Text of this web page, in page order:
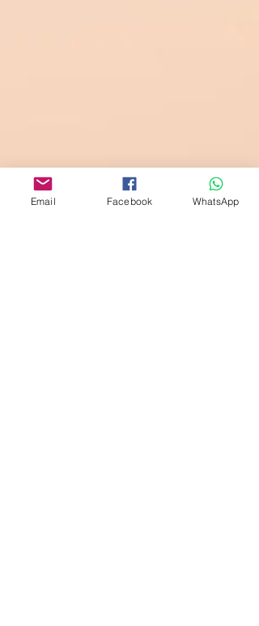
Email Facebook WhatsApp